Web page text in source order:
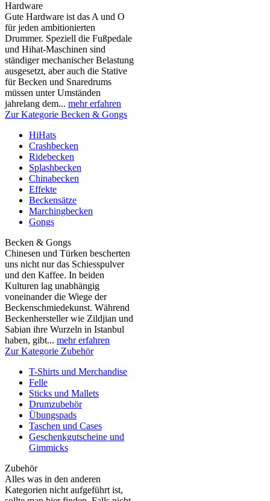
Hardware
Gute Hardware ist das A und O
für jeden ambitionierten
Drummer. Speziell die Fußpedale
und Hihat-Maschinen sind
ständiger mechanischer Belastung
ausgesetzt, aber auch die Stative
für Becken und Snaredrums
müssen unter Umständen
jahrelang dem... mehr erfahren
Zur Kategorie Becken & Gongs
HiHats
Crashbecken
Ridebecken
Splashbecken
Chinabecken
Effekte
Beckensätze
Marchingbecken
Gongs
Becken & Gongs
Chinesen und Türken bescherten
uns nicht nur das Schiesspulver
und den Kaffee. In beiden
Kulturen lag unabhängig
voneinander die Wiege der
Beckenschmiedekunst. Während
Beckenhersteller wie Zildjian und
Sabian ihre Wurzeln in Istanbul
haben, gibt... mehr erfahren
Zur Kategorie Zubehör
T-Shirts und Merchandise
Felle
Sticks und Mallets
Drumzubehör
Übungspads
Taschen und Cases
Geschenkgutscheine und
Gimmicks
Zubehör
Alles was in den anderen
Kategorien nicht aufgeführt ist,